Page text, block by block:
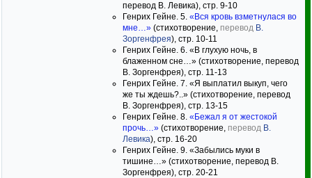
перевод В. Левика), стр. 9-10
Генрих Гейне. 5. «Вся кровь взметнулася во
мне…» (стихотворение, перевод В.
Зоргенфрея), стр. 10-11
Генрих Гейне. 6. «В глухую ночь, в
блаженном сне…» (стихотворение, перевод
В. Зоргенфрея), стр. 11-13
Генрих Гейне. 7. «Я выплатил выкуп, чего
же ты ждешь?..» (стихотворение, перевод
В. Зоргенфрея), стр. 13-15
Генрих Гейне. 8. «Бежал я от жестокой
прочь…» (стихотворение, перевод В.
Левика), стр. 16-20
Генрих Гейне. 9. «Забылись муки в
тишине…» (стихотворение, перевод В.
Зоргенфрея), стр. 20-21